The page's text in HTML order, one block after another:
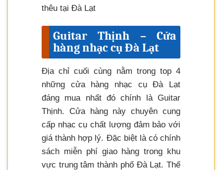
thêu tại Đà Lạt
Guitar Thịnh – Cửa
hàng nhạc cụ Đà Lạt
Địa chỉ cuối cùng nằm trong top 4
những cửa hàng nhạc cụ Đà Lạt
đáng mua nhất đó chính là Guitar
Thịnh. Cửa hàng này chuyên cung
cấp nhạc cụ chất lượng đảm bảo với
giá thành hợp lý. Đặc biệt là có chính
sách miễn phí giao hàng trong khu
vực trung tâm thành phố Đà Lạt. Thế